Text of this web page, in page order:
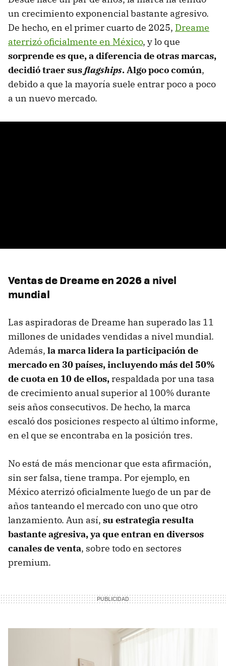
un crecimiento exponencial bastante agresivo.
De hecho, en el primer cuarto de 2025, Dreame
aterrizó oficialmente en México, y lo que
sorprende es que, a diferencia de otras marcas,
decidió traer susflagships. Algo poco común,
debido a que la mayoría suele entrar poco a poco
a un nuevo mercado.
Ventas de Dreame en 2026 a nivel
mundial
Las aspiradoras de Dreame han superado las 11
millones de unidades vendidas a nivel mundial.
Además, la marca lidera la participación de
mercado en 30 países, incluyendo más del 50%
de cuota en 10 de ellos, respaldada por una tasa
de crecimiento anual superior al 100% durante
seis años consecutivos. De hecho, la marca
escaló dos posiciones respecto al último informe,
en el que se encontraba en la posición tres.
No está de más mencionar que esta afirmación,
sin ser falsa, tiene trampa. Por ejemplo, en
México aterrizó oficialmente luego de un par de
años tanteando el mercado con uno que otro
lanzamiento. Aun así, su estrategia resulta
bastante agresiva, ya que entran en diversos
canales de venta, sobre todo en sectores
premium.